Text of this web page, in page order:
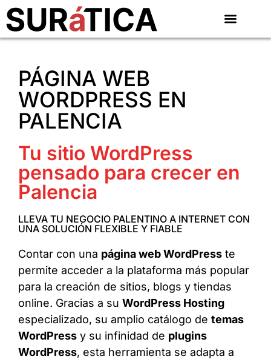
PÁGINA WEB
WORDPRESS EN
PALENCIA
Tu sitio WordPress
pensado para crecer en
Palencia
LLEVA TU NEGOCIO PALENTINO A INTERNET CON
UNA SOLUCIÓN FLEXIBLE Y FIABLE
Contar con una página web WordPress te
permite acceder a la plataforma más popular
para la creación de sitios, blogs y tiendas
online. Gracias a su WordPress Hosting
especializado, su amplio catálogo de temas
WordPress y su infinidad de plugins
WordPress, esta herramienta se adapta a